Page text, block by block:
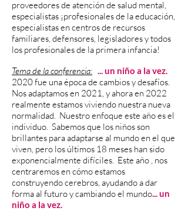
proveedores de atención de salud mental,
especialistas ¡profesionales de la educación,
especialistas en centros de recursos
familiares, defensores, legisladores y todos
los profesionales de la primera infancia!
Tema de la conferencia: ... un niño a la vez.
2020 fue una época de cambios y desafíos.
Nos adaptamos en 2021, y ahora en 2022
realmente estamos viviendo nuestra nueva
normalidad. Nuestro enfoque este año es el
individuo. Sabemos que los niños son
brillantes para adaptarse al mundo en el que
viven, pero los últimos 18 meses han sido
exponencialmente difíciles. Este año , nos
centraremos en cómo estamos
construyendo cerebros, ayudando a dar
forma al futuro y cambiando el mundo... un
niño a la vez.